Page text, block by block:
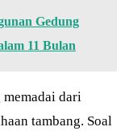
Gedung
11 Bulan
dari
tambang. Soal